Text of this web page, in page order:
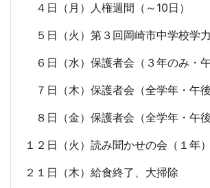
４日（月）人権週間（～ 10日）
５日（火）第３回岡崎市中学校学力
６日（水）保護者会（３年のみ・午
７日（木）保護者会（全学年・午後
８日（金）保護者会（全学年・午後
１２日（火）読み聞かせの会（１年）
２１日（木）給食終了、大掃除